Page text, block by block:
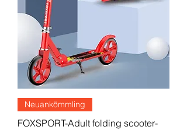
Neuankömmling
FOXSPORT-Adult folding scooter-